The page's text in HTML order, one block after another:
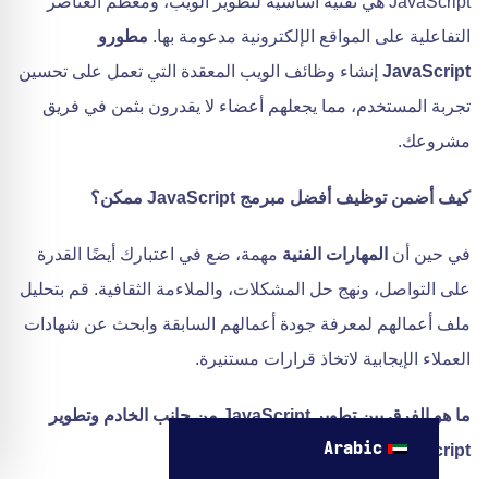
التفاعلية على المواقع الإلكترونية مدعومة بها. مطورو
JavaScript إنشاء وظائف الويب المعقدة التي تعمل على تحسين
تجربة المستخدم، مما يجعلهم أعضاء لا يقدرون بثمن في فريق
مشروعك.
كيف أضمن توظيف أفضل مبرمج JavaScript ممكن؟
في حين أن المهارات الفنية مهمة، ضع في اعتبارك أيضًا القدرة
على التواصل، ونهج حل المشكلات، والملاءمة الثقافية. قم بتحليل
ملف أعمالهم لمعرفة جودة أعمالهم السابقة وابحث عن شهادات
العملاء الإيجابية لاتخاذ قرارات مستنيرة.
ما هو الفرق بين تطوير JavaScript من جانب الخادم وتطوير
JavaScript من جانب العميل؟ Arabic